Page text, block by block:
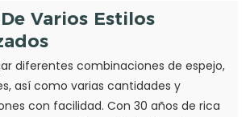
Varios Estilos
diferentes combinaciones de espejo,
así como varias cantidades y
con facilidad. Con 30 años de rica